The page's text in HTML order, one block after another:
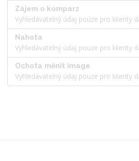
Zájem o komparz
Vyhledávatelný údaj pouze pro klienty
Nahota
Vyhledávatelný údaj pouze pro klienty
Ochota měnit image
Vyhledávatelný údaj pouze pro klienty